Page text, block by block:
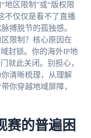
地区限制”或“版权限
不仅仅是看不了直播
搏脱节的孤独感。
限制？核心原因在
封锁。你的海外IP地
就此关闭。别担心，
清晰梳理，从理解
你穿越地域屏障，
赛的普遍困